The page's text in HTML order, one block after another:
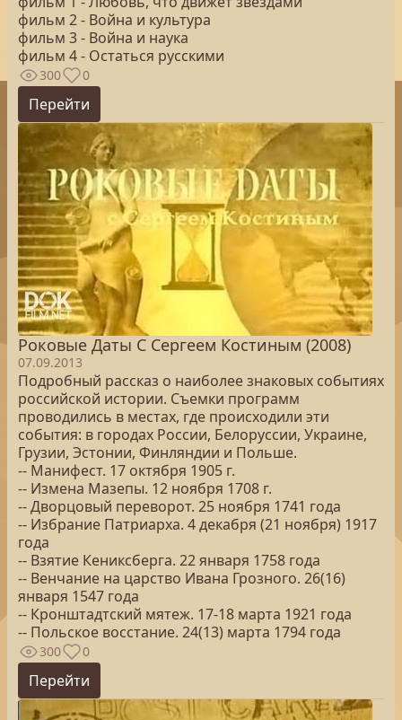
фильм 2 - Война и культура
фильм 3 - Война и наука
фильм 4 - Остаться русскими
300 0
Перейти
Роковые Даты С Сергеем Костиным (2008)
07.09.2013
Подробный рассказ о наиболее знаковых событиях
российской истории. Съемки программ
проводились в местах, где происходили эти
события: в городах России, Белоруссии, Украине,
Грузии, Эстонии, Финляндии и Польше.
-- Манифест. 17 октября 1905 г.
-- Измена Мазепы. 12 ноября 1708 г.
-- Дворцовый переворот. 25 ноября 1741 года
-- Избрание Патриарха. 4 декабря (21 ноября) 1917
года
-- Взятие Кениксберга. 22 января 1758 года
-- Венчание на царство Ивана Грозного. 26(16)
января 1547 года
-- Кронштадтский мятеж. 17-18 марта 1921 года
-- Польское восстание. 24(13) марта 1794 года
300 0
Перейти